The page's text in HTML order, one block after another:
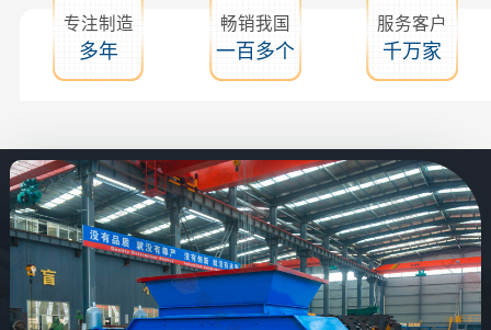
专注制造
多年
畅销我国
一百多个
服务客户
千万家